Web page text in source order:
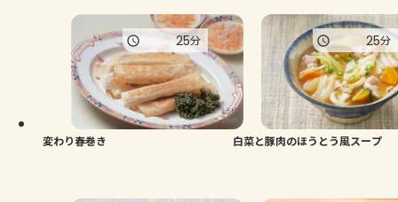
変わり春巻き
25分
白菜と豚肉のほうとう風スープ
25分